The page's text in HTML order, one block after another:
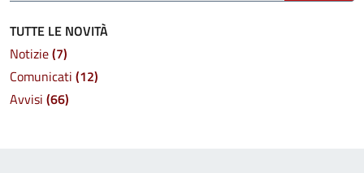
TUTTE LE NOVITÀ
Notizie(7)
Comunicati (12)
Avvisi (66)